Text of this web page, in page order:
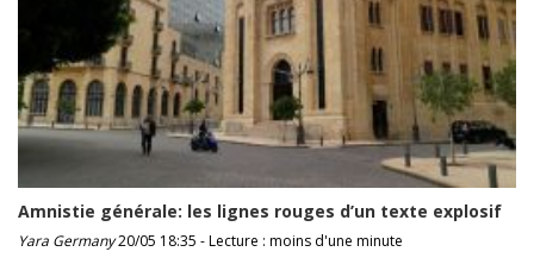
Amnistie générale: les lignes rouges d’un texte explosif
Yara Germany20/05 18:35 - Lecture : moins d'une minute